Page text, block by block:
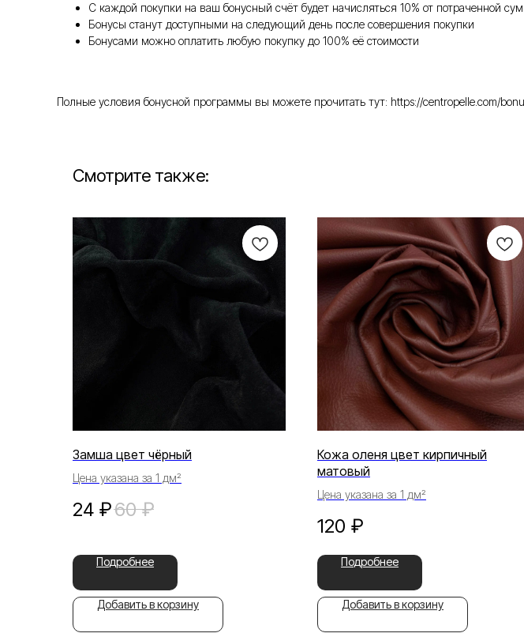
С каждой покупки на ваш бонусный счёт будет начисляться 10% от потраченной
Бонусы станут доступными на следующий день после совершения покупки
Бонусами можно оплатить любую покупку до 100% её стоимости
Полные условия бонусной программы вы можете прочитать тут: https://centropelle.com/
Смотрите также:
Замша цвет чёрный
Цена указана за 1 дм²
24 ₽60 ₽
Подробнее
Добавить в корзину
Кожа оленя цвет кирпичный
матовый
Цена указана за 1 дм²
120 ₽
Подробнее
Добавить в корзину